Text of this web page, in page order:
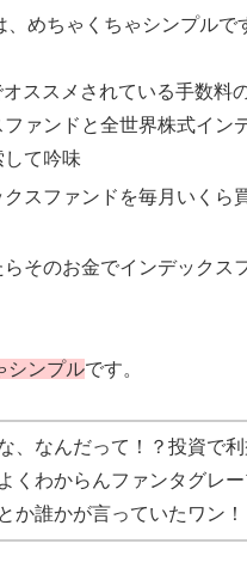
めちゃくちゃシンプルで
ススメされている手数料
ァンドと全世界株式イン
して吟味
スファンドを毎月いくら
そのお金でインデックス
シンプルです。
、なんだって！？投資で
くわからんファンタグレ
か誰かが言っていたワン！